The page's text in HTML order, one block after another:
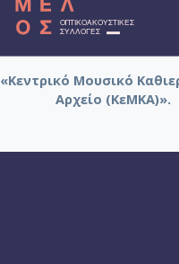
«Κεντρικό Μουσικό
Αρχείο (ΚεΜΚΑ)».